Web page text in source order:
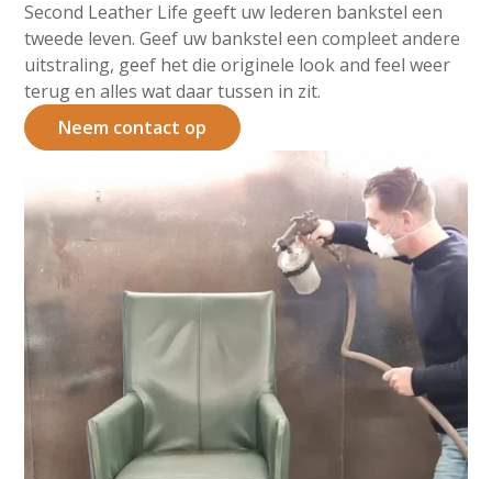
Second Leather Life geeft uw lederen bankstel een
tweede leven. Geef uw bankstel een compleet andere
uitstraling, geef het die originele look and feel weer
terug en alles wat daar tussen in zit.
Neem contact op